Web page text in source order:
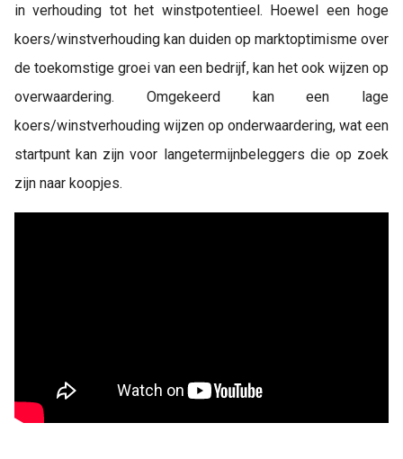
in verhouding tot het winstpotentieel. Hoewel een hoge
koers/winstverhouding kan duiden op marktoptimisme over
de toekomstige groei van een bedrijf, kan het ook wijzen op
overwaardering. Omgekeerd kan een lage
koers/winstverhouding wijzen op onderwaardering, wat een
startpunt kan zijn voor langetermijnbeleggers die op zoek
zijn naar koopjes.